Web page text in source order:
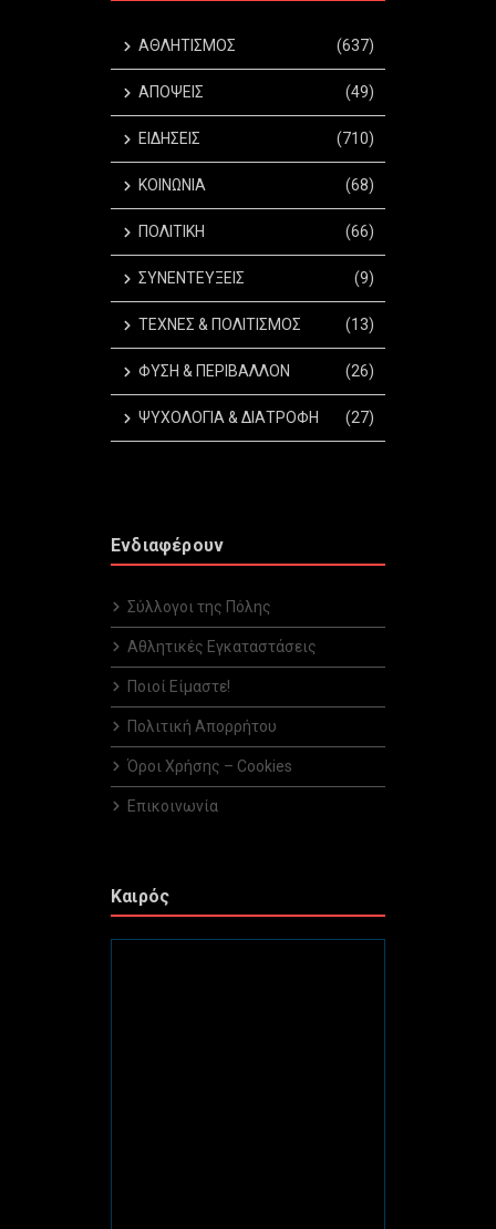
ΑΘΛΗΤΙΣΜΟΣ (637)
ΑΠΟΨΕΙΣ (49)
ΕΙΔΗΣΕΙΣ (710)
ΚΟΙΝΩΝΙΑ (68)
ΠΟΛΙΤΙΚΗ (66)
ΣΥΝΕΝΤΕΥΞΕΙΣ (9)
ΤΕΧΝΕΣ & ΠΟΛΙΤΙΣΜΟΣ (13)
ΦΥΣΗ & ΠΕΡΙΒΑΛΛΟΝ (26)
ΨΥΧΟΛΟΓΙΑ & ΔΙΑΤΡΟΦΗ (27)
Ενδιαφέρουν
Σύλλογοι της Πόλης
Αθλητικές Εγκαταστάσεις
Ποιοί Είμαστε!
Πολιτική Απορρήτου
Όροι Χρήσης – Cookies
Επικοινωνία
Καιρός